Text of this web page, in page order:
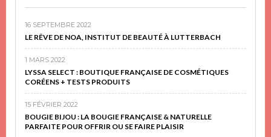
16 SEPTEMBRE 2022
LE RÊVE DE NOA, INSTITUT DE BEAUTÉ À LUTTERBACH
1 MARS 2022
LYSSA SELECT : BOUTIQUE FRANÇAISE DE COSMÉTIQUES
CORÉENS + TESTS PRODUITS
15 FÉVRIER 2022
BOUGIE BIJOU : LA BOUGIE FRANÇAISE & NATURELLE
PARFAITE POUR OFFRIR OU SE FAIRE PLAISIR